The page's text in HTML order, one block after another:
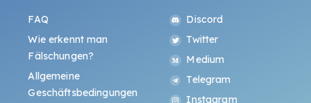
FAQ
Wie erkennt man
Fälschungen?
Allgemeine
Geschäftsbedingungen
Discord
Twitter
Medium
Telegram
Instagram